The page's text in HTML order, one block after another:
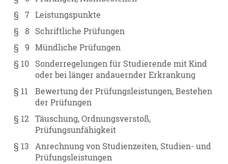
§ 7 Leistungspunkte
§ 8
Schriftliche Prüfungen
§ 9
Mündliche Prüfungen
§ 10
Sonderregelungen für Studierende mit Kind
oder bei länger andauernder Erkrankung
§ 11
Bewertung der Prüfungsleistungen, Bestehen
der Prüfungen
§ 12
Täuschung, Ordnungsverstoß,
Prüfungsunfähigkeit
§ 13
Anrechnung von Studienzeiten, Studien- und
Prüfungsleistungen